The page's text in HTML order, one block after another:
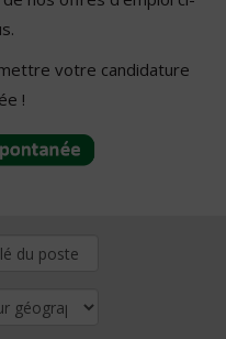
votre candidature
!